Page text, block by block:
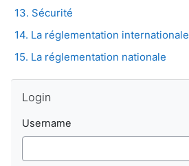
13. Sécurité
14. La réglementation internationale
15. La réglementation nationale
Login
Username